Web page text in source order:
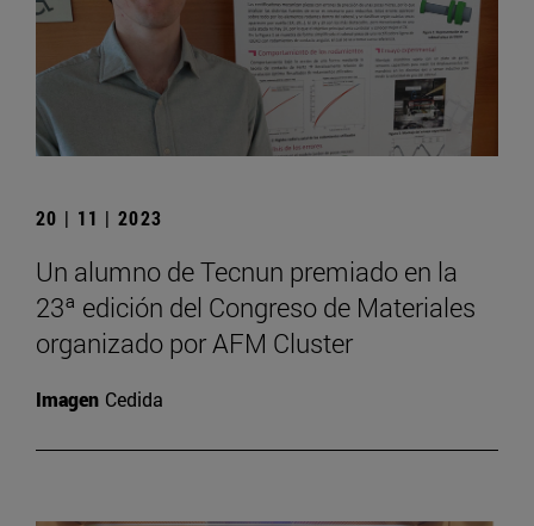
20 | 11 | 2023
Un alumno de Tecnun premiado en la
23ª edición del Congreso de Materiales
organizado por AFM Cluster
Imagen Cedida